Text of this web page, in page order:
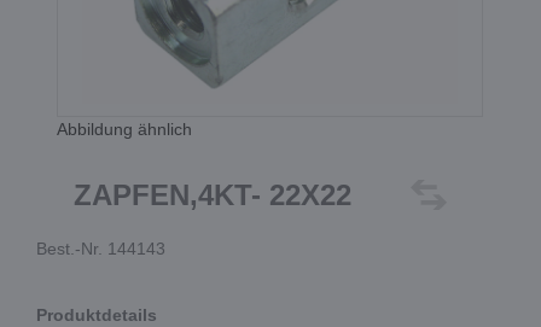
Abbildung ähnlich
ZAPFEN,4KT- 22X22
Best.-Nr. 144143
Produktdetails